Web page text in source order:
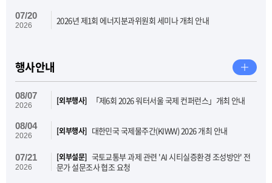
07/20
2026 2026년 제1회 에너지분과위원회 세미나 개최 안내
행사안내
08/07
2026 [외부행사] 「제6회 2026 워터서울 국제 컨퍼런스」개최 안내
08/04
2026 [외부행사] 대한민국 국제물주간(KIWW) 2026 개최 안내
07/21
2026
[외부설문] 국토교통부 과제 관련 'AI 시티실증환경 조성방안' 전
문가 설문조사 협조 요청